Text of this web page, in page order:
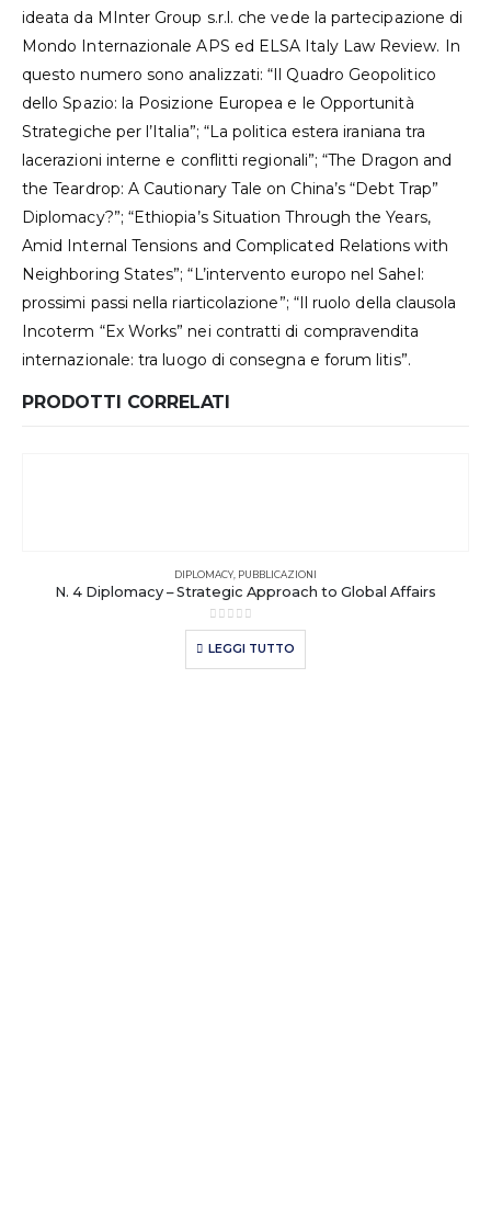
ideata da MInter Group s.r.l. che vede la partecipazione di
Mondo Internazionale APS ed ELSA Italy Law Review. In
questo numero sono analizzati: “Il Quadro Geopolitico
dello Spazio: la Posizione Europea e le Opportunità
Strategiche per l’Italia”; “La politica estera iraniana tra
lacerazioni interne e conflitti regionali”; “The Dragon and
the Teardrop: A Cautionary Tale on China’s “Debt Trap”
Diplomacy?”; “Ethiopia’s Situation Through the Years,
Amid Internal Tensions and Complicated Relations with
Neighboring States”; “L’intervento europo nel Sahel:
prossimi passi nella riarticolazione”; “Il ruolo della clausola
Incoterm “Ex Works” nei contratti di compravendita
internazionale: tra luogo di consegna e forum litis”.
PRODOTTI CORRELATI
DIPLOMACY PUBBLICAZIONI
N. 4 Diplomacy – Strategic Approach to Global Affairs
0out of 5
LEGGI TUTTO